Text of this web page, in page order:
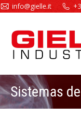
info@gielle.it
Sistemas